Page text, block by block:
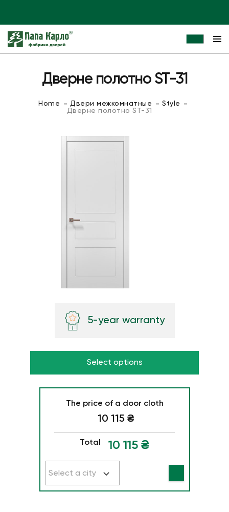
Дверне полотно ST-31
Home Двери межкомнатные
Style
Дверне полотно ST-31
5-year warranty
Select options
The price of a door cloth
10 115 ₴
Total 10 115 ₴
Select a city